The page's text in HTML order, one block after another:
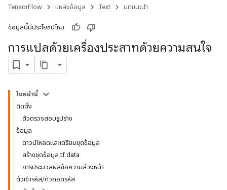
TensorFlow แหล่งข้อมูล Text บทแนะนำ
ข้อมูลนี้มีประโยชน์ไหม
การแปลด้วยเครื่องประสาทด้วยความสนใจ
ในหน้านี้
ติดตั้ง
ตัวตรวจสอบรูปร่าง
ข้อมูล
ดาวน์โหลดและเตรียมชุดข้อมูล
สร้างชุดข้อมูล tf.data
การประมวลผลข้อความล่วงหน้า
ตัวเข้ารหัส/ตัวถอดรหัส